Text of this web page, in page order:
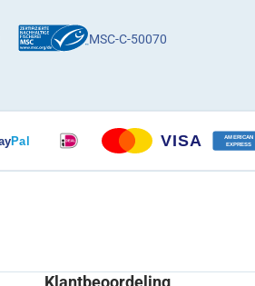
MSC-C-50070
Klantbeoordeling